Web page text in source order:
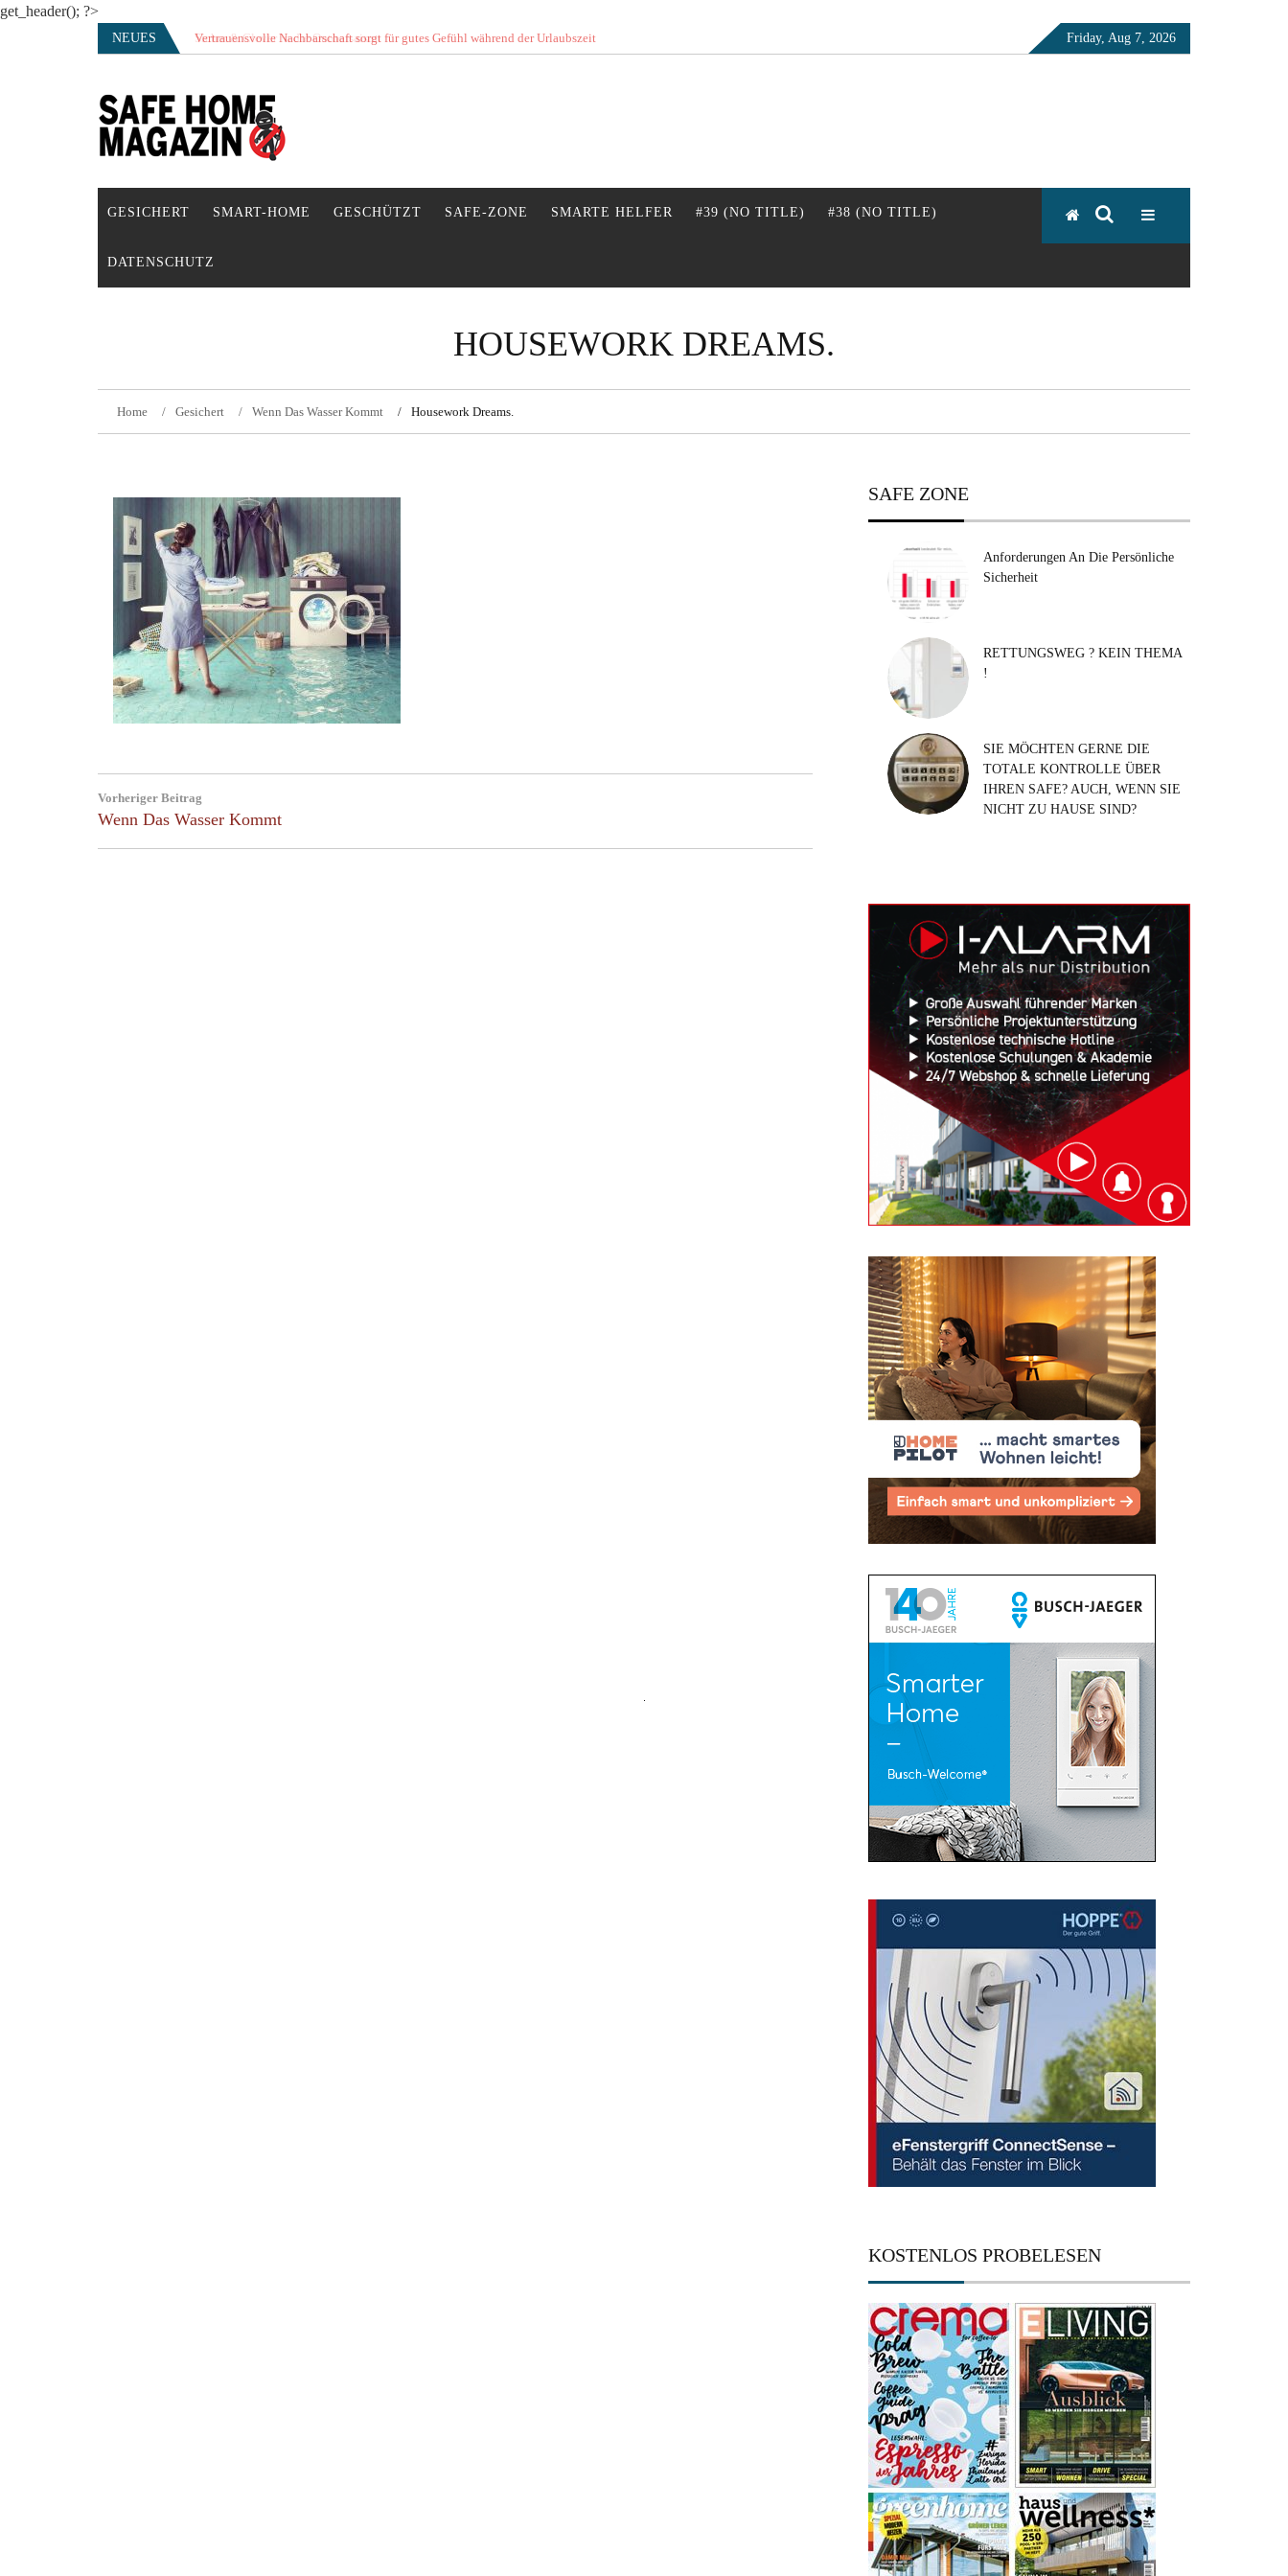
get_header(); ?>
NEUES Vertrauensvolle Nachbarschaft sorgt für gutes Gefühl während der Urlaubszeit Friday, Aug 7, 2026
SAFE HOME Magazin
Sicherlich sicher ich
GESICHERT SMART-HOME GESCHÜTZT SAFE-ZONE SMARTE HELFER #39 (NO TITLE) #38 (NO TITLE)
DATENSCHUTZ
HOUSEWORK DREAMS.
Home Gesichert Wenn Das Wasser Kommt Housework Dreams.
navigation
Vorheriger Beitrag
Previous
Post:
Wenn Das Wasser Kommt
SAFE ZONE
Anforderungen An Die Persönliche
Sicherheit
RETTUNGSWEG ? KEIN THEMA
!
SIE MÖCHTEN GERNE DIE
TOTALE KONTROLLE ÜBER
IHREN SAFE? AUCH, WENN SIE
NICHT ZU HAUSE SIND?
KOSTENLOS PROBELESEN